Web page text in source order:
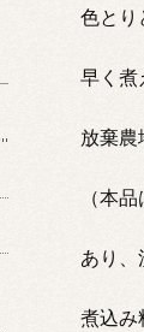
色とり
早く煮
放棄農
（本
あり、
煮込み